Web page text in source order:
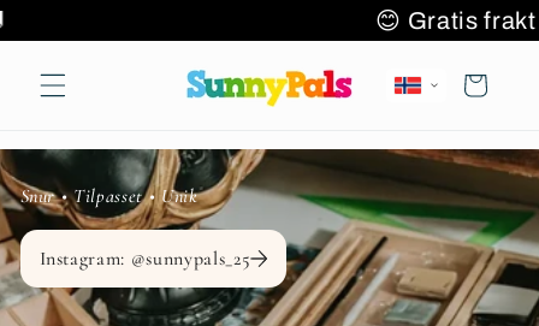
innhold
varer 🌎✈️🚚 😊 Gratis
Handlekurv
Snur • Tilpasset • Unik
Instagram: @sunnypals_25